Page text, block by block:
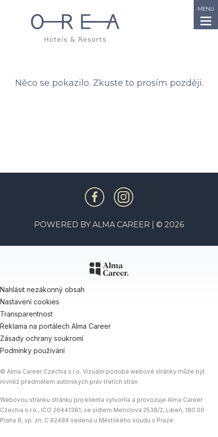
MENU
Něco se pokazilo. Zkuste to prosím později.
POWERED BYALMA CAREER | © 2026
Nahlásit nezákonný obsah
Nastavení cookies
Transparentnost
Reklama na portálech Alma Career
Zásady ochrany soukromí
Podmínky používání
© Alma Career Czechia s.r.o. Vizuální podoba webové stránky může být
rovněž předmětem autorských práv třetích stran
Webovou stránku stránku pro klienta vytvořila a provozuje Alma Career
Czechia s.r.o., IČO 26441381, se sídlem Menclova 2538/2, Libeň, 180 00
Praha 8, sp. zn. C 82484 vedená u Městského soudu v Praze.